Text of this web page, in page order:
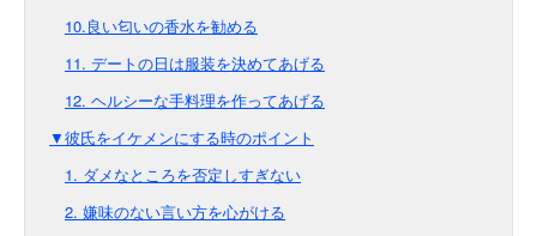
10.良い匂いの香水を勧める
11. デートの日は服装を決めてあげる
12. ヘルシーな手料理を作ってあげる
▼彼氏をイケメンにする時のポイント
1. ダメなところを否定しすぎない
2. 嫌味のない言い方を心がける